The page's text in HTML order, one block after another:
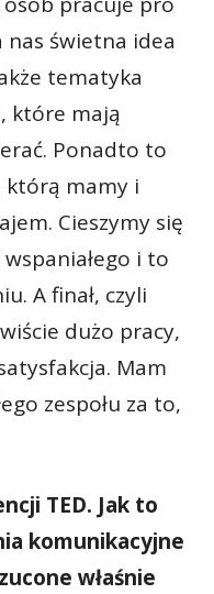
nas świetna idea
tematyka
które mają
Ponadto to
którą mamy i
Cieszymy się
i to
A finał, czyli
dużo pracy,
Mam
zespołu za to,
TED. Jak to
komunikacyjne
właśnie